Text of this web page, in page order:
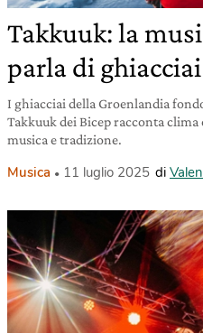
Takkuuk: la
parla di
I ghiacciai della Groenlandia
Takkuuk dei Bicep racconta
musica e tradizione.
Musica 11 luglio 2025 di